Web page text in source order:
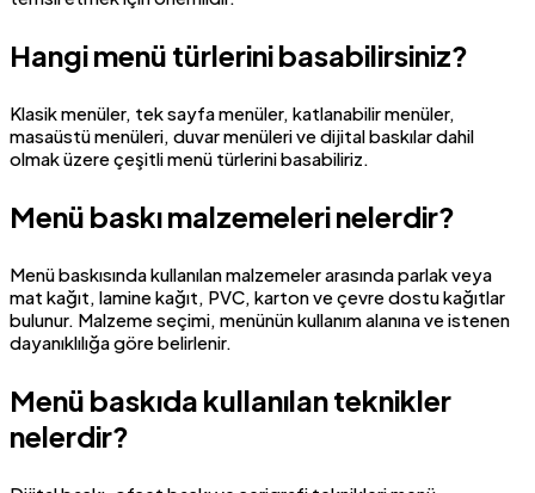
Hangi menü türlerini basabilirsiniz?
Klasik menüler, tek sayfa menüler, katlanabilir menüler,
masaüstü menüleri, duvar menüleri ve dijital baskılar dahil
olmak üzere çeşitli menü türlerini basabiliriz.
Menü baskı malzemeleri nelerdir?
Menü baskısında kullanılan malzemeler arasında parlak veya
mat kağıt, lamine kağıt, PVC, karton ve çevre dostu kağıtlar
bulunur. Malzeme seçimi, menünün kullanım alanına ve istenen
dayanıklılığa göre belirlenir.
Menü baskıda kullanılan teknikler
nelerdir?